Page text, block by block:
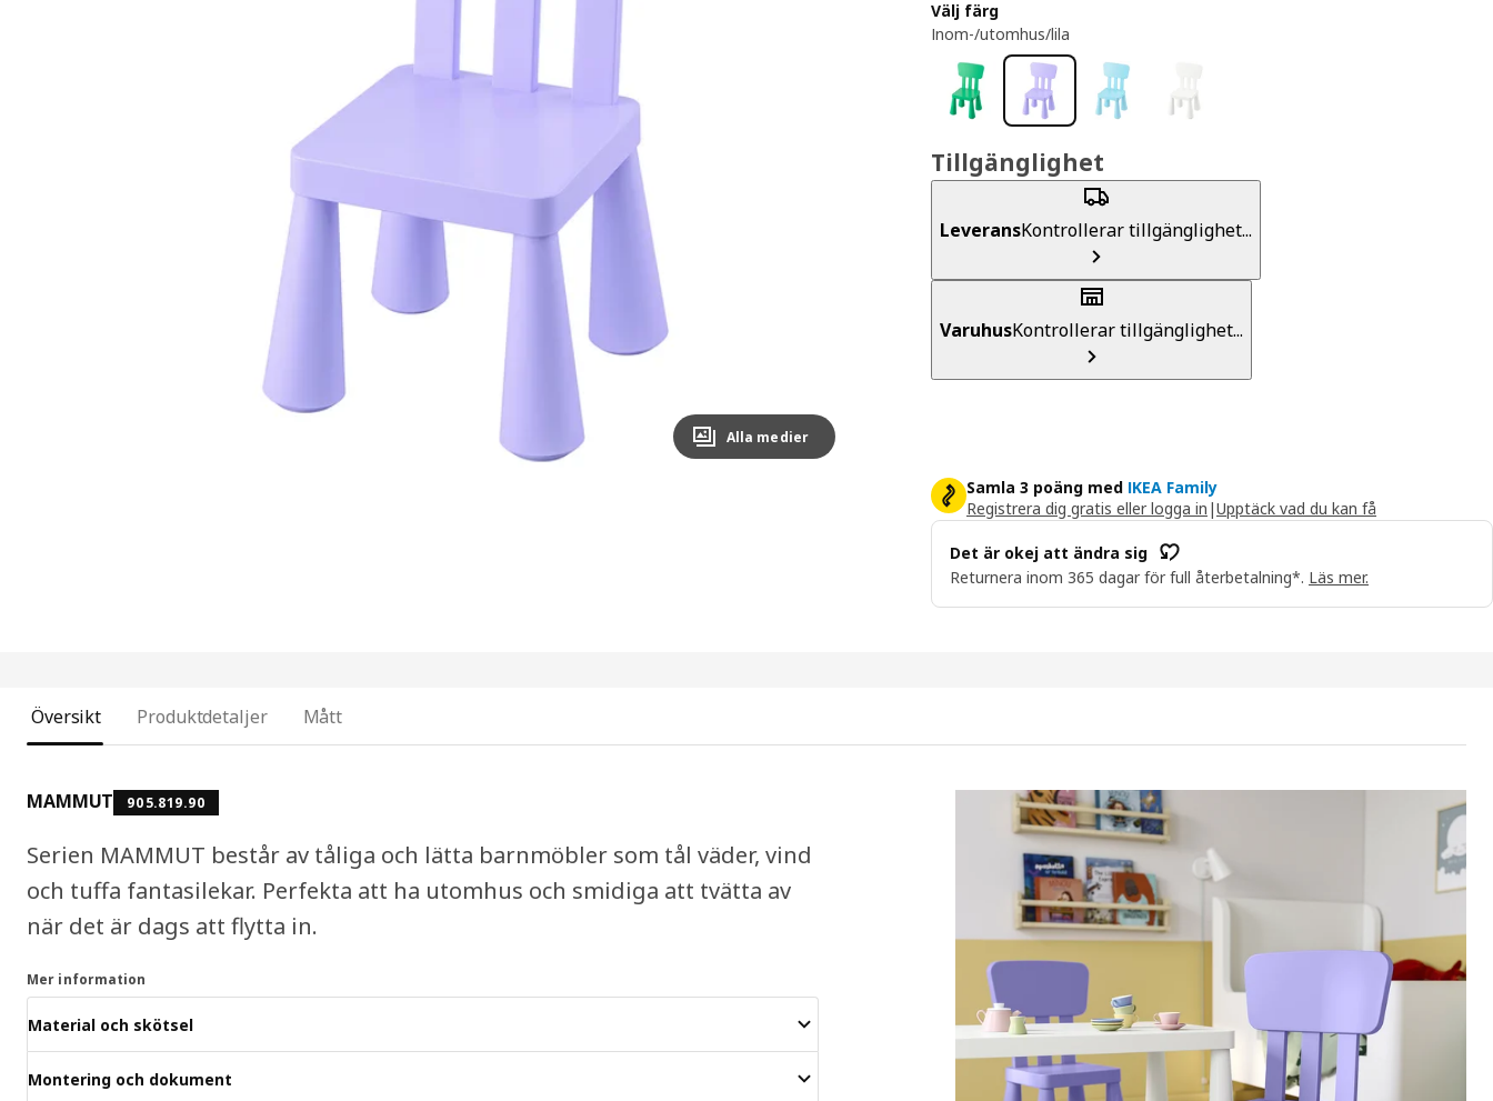
Image zoomed out, normal view
Alla medier
Välj färg
Inom-/utomhus/lila
Tillgänglighet
LeveransKontrollerar tillgänglighet...
VaruhusKontrollerar tillgänglighet...
Samla 3 poäng med IKEA Family
Registrera dig gratis eller logga in |Upptäck vad du kan få
Det är okej att ändra sig
Returnera inom 365 dagar för full återbetalning*. Läs mer.
Översikt Produktdetaljer Mått
MAMMUT 905.819.90
Serien MAMMUT består av tåliga och lätta barnmöbler som tål väder, vind
och tuffa fantasilekar. Perfekta att ha utomhus och smidiga att tvätta av
när det är dags att flytta in.
Mer information
Material och skötsel
Montering och dokument